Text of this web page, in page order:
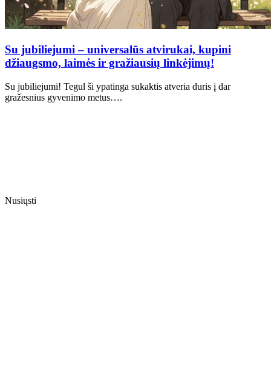
Su jubiliejumi – universalūs atvirukai, kupini
džiaugsmo, laimės ir gražiausių linkėjimų!
Su jubiliejumi! Tegul ši ypatinga sukaktis atveria duris į dar
gražesnius gyvenimo metus….
Nusiųsti